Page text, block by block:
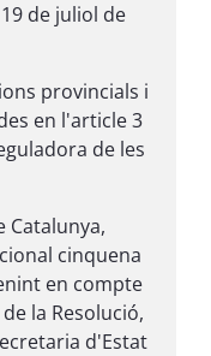
de juliol de
provincials i
en l'article 3
de les
Catalunya,
cinquena
en compte
la Resolució,
d'Estat